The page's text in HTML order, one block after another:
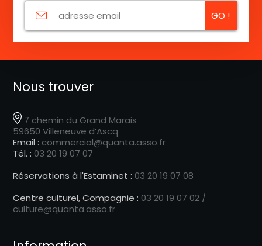
Nous trouver
7 chemin du Grand Marais
59650 Villeneuve d’Ascq
Email : commercial@quanta.asso.fr
Tél. : 03 20 19 07 07
Réservations à l'Estaminet :03 20 19 07 08
Centre culturel, Compagnie :03 20 19 07 02 /
culture@quanta.asso.fr